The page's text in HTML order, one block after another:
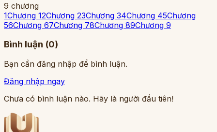
9 chương
1Chương 12Chương 23Chương 34Chương 45Chương
56Chương 67Chương 78Chương 89Chương 9
Bình luận (0)
Bạn cần đăng nhập để bình luận.
Đăng nhập ngay
Chưa có bình luận nào. Hãy là người đầu tiên!